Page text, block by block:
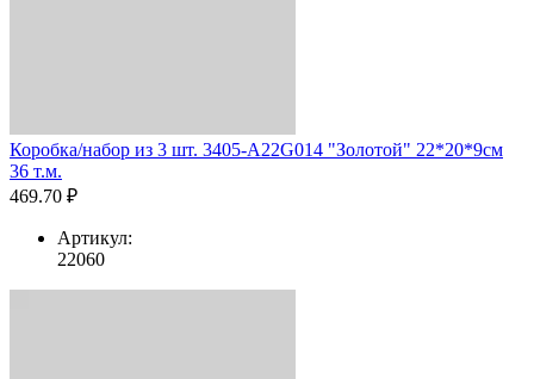
Коробка/набор из 3 шт. 3405-A22G014 "Золотой" 22*20*9см
36 т.м.
469.70 ₽
Артикул:
22060